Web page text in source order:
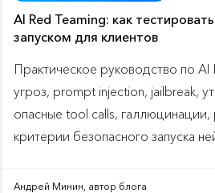
AI Red Teaming: как
запуском для клиентов
Практическое руководство по
угроз, prompt injection, jailbreak,
опасные tool calls, галлюцинации,
критерии безопасного запуска
Андрей Минин, автор блога